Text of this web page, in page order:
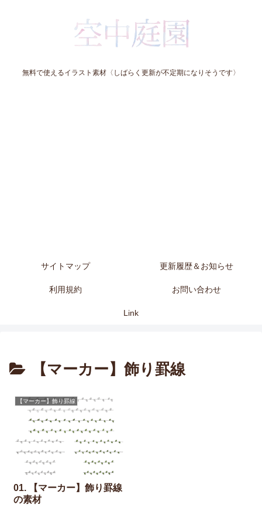
無料で使えるイラスト素材〈しばらく更新が不定期になりそうです〉
サイトマップ 更新履歴＆お知らせ
利用規約 お問い合わせ
Link
【マーカー】飾り罫線
【マーカー】飾り罫線
01. 【マーカー】飾り罫線
の素材